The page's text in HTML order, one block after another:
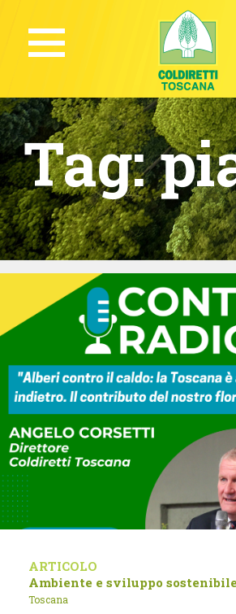
Tag:
ARTICOLO
Ambiente e sviluppo
Toscana